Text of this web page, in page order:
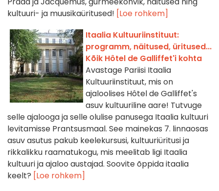
kultuuri- ja muusikaüritused! [Loe rohkem]
Itaalia Kultuuriinstituut:
programm, näitused, üritused...
Kõik Hôtel de Galliffet'i kohta
Avastage Pariisi Itaalia
Kultuuriinstituut, mis on
ajaloolises Hôtel de Galliffet's
asuv kultuuriline aare! Tutvuge
selle ajalooga ja selle olulise panusega Itaalia kultuuri
levitamisse Prantsusmaal. See mainekas 7. linnaosas
asuv asutus pakub keelekursusi, kultuuriüritusi ja
rikkalikku raamatukogu, mis meelitab ligi Itaalia
kultuuri ja ajaloo austajad. Soovite õppida itaalia
keelt? [Loe rohkem]